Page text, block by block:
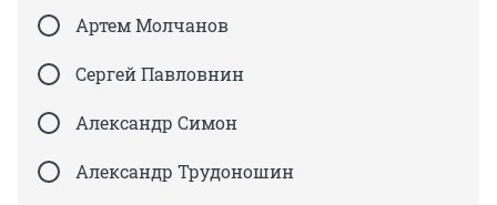
Артем Молчанов
Сергей Павловнин
Александр Симон
Александр Трудоношин